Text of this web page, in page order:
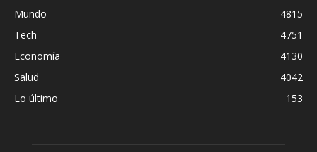
Mundo
4815
Tech
4751
Economía
4130
Salud
4042
Lo último
153